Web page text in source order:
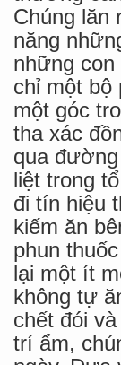
Chúng lăn
năng
những
chỉ một
một góc
tha xác
qua
liệt trong
đi tín hiệu
kiếm ăn
phun
lại một ít
không tự
chết đói
trí ẩm,